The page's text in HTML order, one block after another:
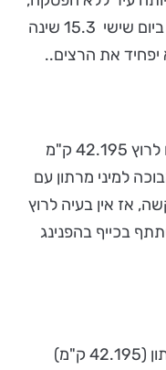
גם כעיר ספורטיבית. החמסין הצפוי ביום שישי 15.3 שינה
את הרצים..
אתחיל בצפירת הרגעה - לא חייבים לרוץ 42.195 ק"מ
למיני מרתון עם
גם זה קשה, אז אין בעיה לרוץ
להשתתף בכייף בהפנינג
במקור כלל המרתון 7 מסלולים: מרתון (42.195 ק"מ)